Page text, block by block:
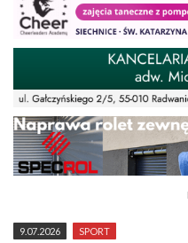
9.07.2026 SPORT